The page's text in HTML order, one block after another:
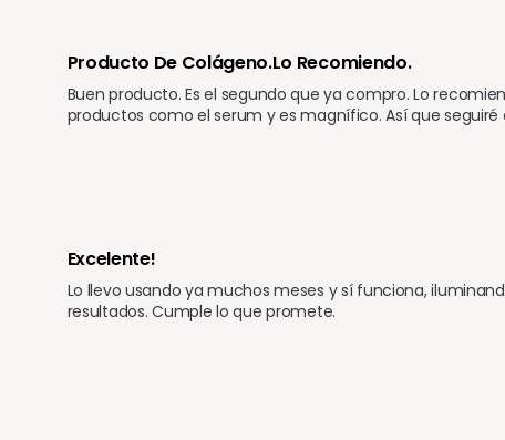
Producto De Colágeno.lo Recomiendo.
Buen producto. Es el segundo que ya compro. Lo
productos como el serum y es magnífico. Así que
Excelente!
Lo llevo usando ya muchos meses y sí funciona,
resultados. Cumple lo que promete.